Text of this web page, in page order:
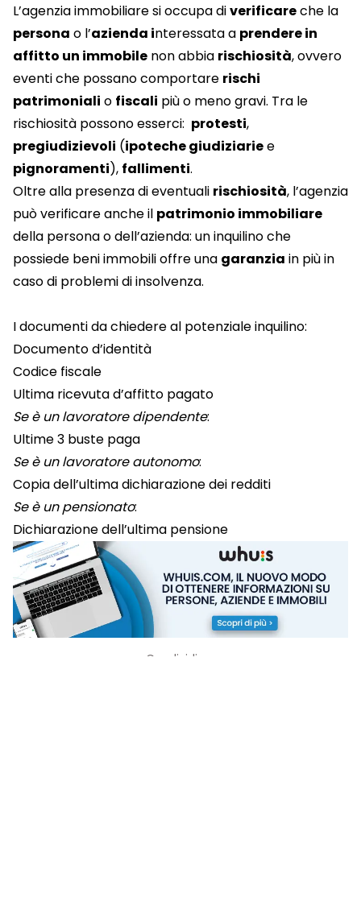
L’agenzia immobiliare si occupa diverificareche la
persona o l’azienda interessata a prendere in
affitto un immobile non abbia rischiosità, ovvero
eventi che possano comportare rischi
patrimoniali o fiscali più o meno gravi. Tra le
rischiosità possono esserci: protesti,
pregiudizievoli (ipoteche giudiziariee
pignoramenti), fallimenti.
Oltre alla presenza di eventuali rischiosità, l’agenzia
può verificare anche il patrimonio immobiliare
della persona o dell’azienda: un inquilino che
possiede beni immobili offre una garanzia in più in
caso di problemi di insolvenza.
I documenti da chiedere al potenziale inquilino:
Documento d’identità
Codice fiscale
Ultima ricevuta d’affitto pagato
Se è un lavoratore dipendente:
Ultime 3 buste paga
Se è un lavoratore autonomo:
Copia dell’ultima dichiarazione dei redditi
Se è un pensionato:
Dichiarazione dell’ultima pensione
Condividi su: